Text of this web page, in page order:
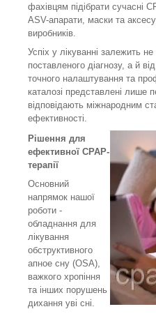
фахівцям підібрати сучасні
ASV-апарати, маски та
виробників.
Успіх у лікуванні залежить
поставленого діагнозу, а й
точного налаштування та
каталозі представлені лише
відповідають міжнародним
ефективності.
Рішення для
ефективної CPAP-
терапії
Основний
напрямок нашої
роботи -
обладнання для
лікування
обструктивного
апное сну (OSA),
важкого хропіння
та інших порушень
дихання уві сні.